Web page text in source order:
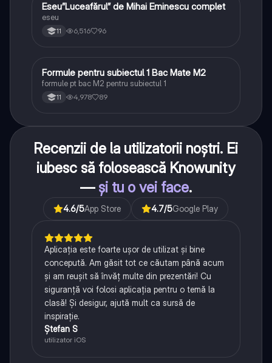
Limba și literatura română
Eseu”Luceafărul” de Mihai Eminescu complet
eseu
11 6,516 96
Matematică
Formule pentru subiectul 1 Bac Mate M2
formule pt bac M2 pentru subiectul 1
11 4,978 89
Recenzii de la utilizatorii noștri. Ei
iubesc să folosească Knowunity
— și tu o vei face.
4.6/5App Store 4.7/5Google Play
Aplicația este foarte ușor de utilizat și bine
concepută. Am găsit tot ce căutam până acum
și am reușit să învăț multe din prezentări! Cu
siguranță voi folosi aplicația pentru o temă la
clasă! Și desigur, ajută mult ca sursă de
inspirație.
Ștefan S
utilizator iOS